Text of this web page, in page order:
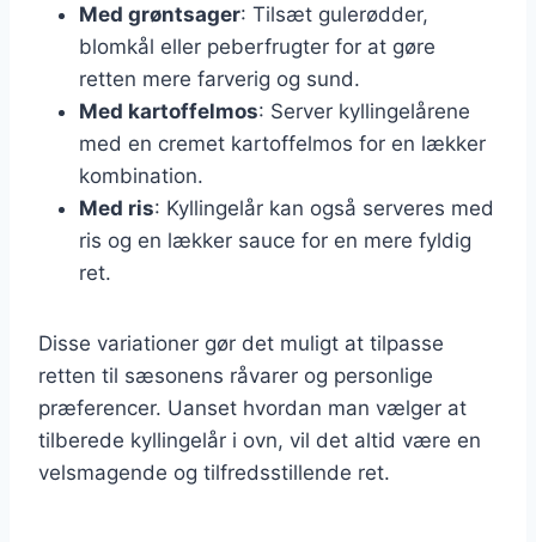
Med grøntsager: Tilsæt gulerødder,
blomkål eller peberfrugter for at gøre
retten mere farverig og sund.
Med kartoffelmos: Server kyllingelårene
med en cremet kartoffelmos for en lækker
kombination.
Med ris: Kyllingelår kan også serveres med
ris og en lækker sauce for en mere fyldig
ret.
Disse variationer gør det muligt at tilpasse
retten til sæsonens råvarer og personlige
præferencer. Uanset hvordan man vælger at
tilberede kyllingelår i ovn, vil det altid være en
velsmagende og tilfredsstillende ret.